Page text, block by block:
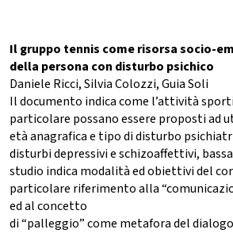
Il gruppo tennis come risorsa socio-
della persona con disturbo psichico
Daniele Ricci, Silvia Colozzi, Guia Soli
Il documento indica come l’attività
particolare possano essere proposti ad
età anagrafica e tipo di disturbo
disturbi depressivi e schizoaffettivi,
studio indica modalità ed obiettivi del
particolare riferimento alla
ed al concetto
di “palleggio” come metafora del